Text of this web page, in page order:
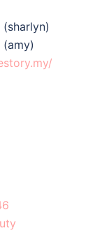
(sharlyn)
(amy)